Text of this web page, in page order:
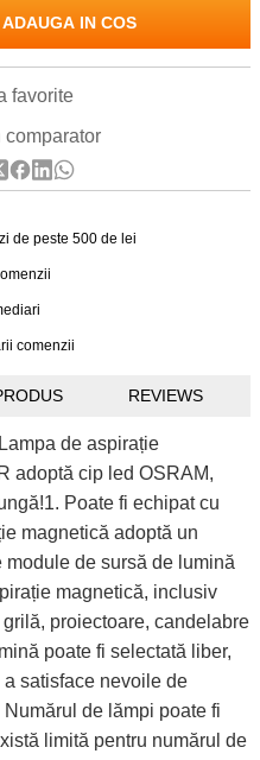
ADAUGA IN COS
favorite
de peste 500 de lei
comenzii
REVIEWS
de aspirație
adoptă cip led OSRAM,
Poate fi echipat cu
magnetică adoptă un
de sursă de lumină
magnetică, inclusiv
proiectoare, candelabre
poate fi selectată liber,
satisface nevoile de
de lămpi poate fi
limită pentru numărul de